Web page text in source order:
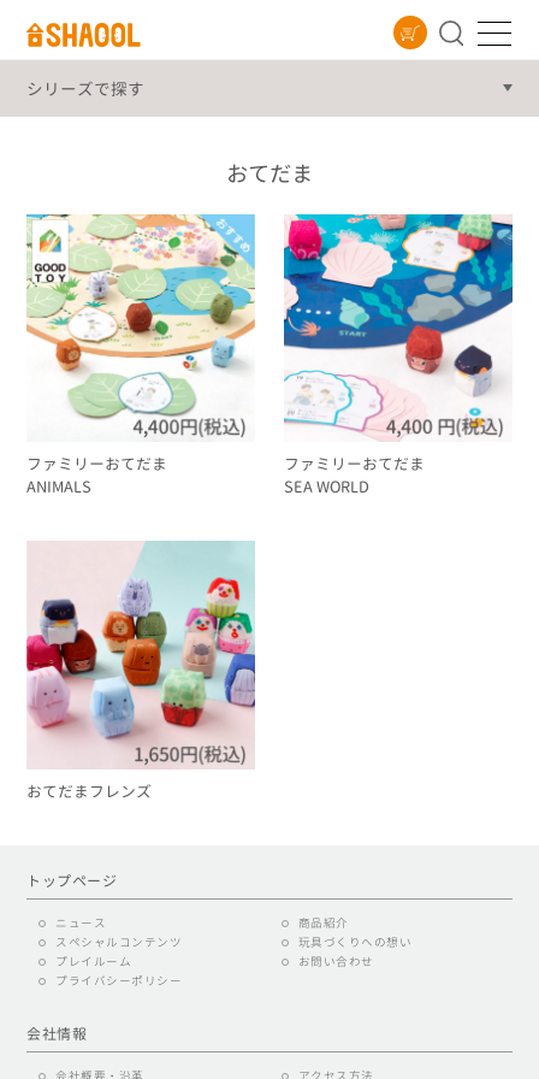
おてだま
ファミリーおてだま
ANIMALS
ファミリーおてだま
SEA WORLD
おてだまフレンズ
シリーズ
トップページ
ニュース
商品紹介
スペシャルコンテンツ
玩具づくりへの想い
プレイルーム
お問い合わせ
プライバシーポリシー
会社情報
会社概要・沿革 アクセス方法